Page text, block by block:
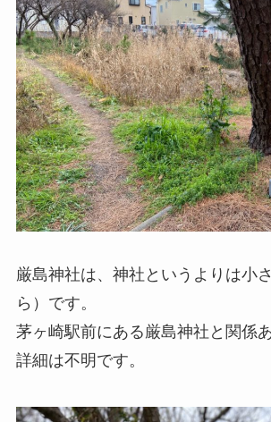
厳島神社は、神社というよりは小
ら）です。
茅ヶ崎駅前にある厳島神社と関係
詳細は不明です。